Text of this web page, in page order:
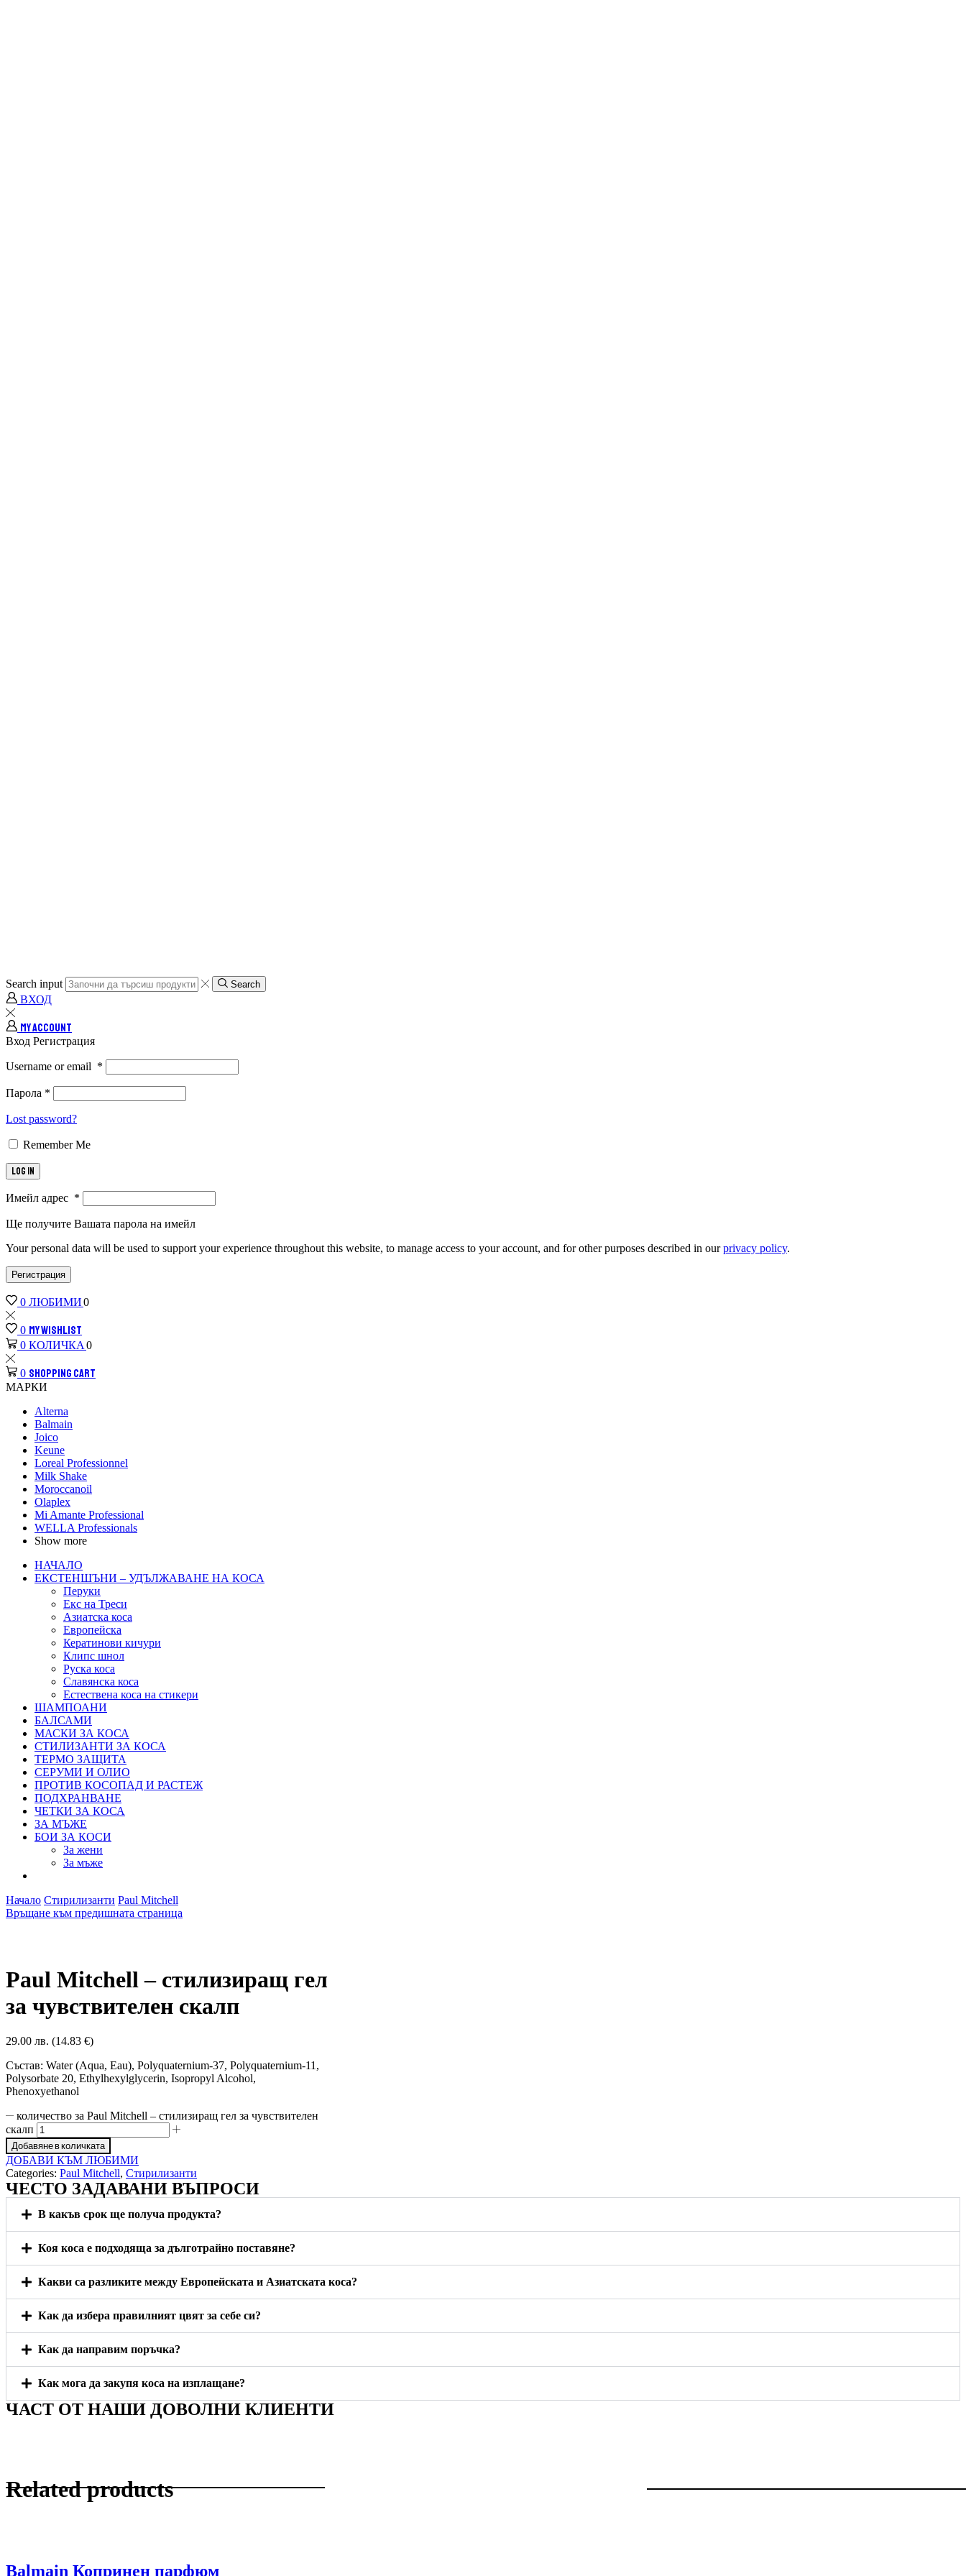
Search input Search
ВХОД
MY ACCOUNT
Вход Регистрация
Username or email *
Парола *
Lost password?
Remember Me
Log in
Имейл адрес *
Ще получите Вашата парола на имейл
Your personal data will be used to support your experience throughout this website, to manage access to your account, and for other purposes described in ourprivacy policy.
Регистрация
0 ЛЮБИМИ0
0 MY WISHLIST
0 КОЛИЧКА0
0 SHOPPING CART
МАРКИ
Alterna
Balmain
Joico
Keune
Loreal Рrofessionnel
Milk Shake
Moroccanoil
Olaplex
Mi Amante Professional
WELLA Professionals
Show more
НАЧАЛО
ЕКСТЕНШЪНИ – УДЪЛЖАВАНЕ НА КОСА
Перуки
Екс на Треси
Азиатска коса
Европейска
Кератинови кичури
Клипс шнол
Руска коса
Славянска коса
Естествена коса на стикери
ШАМПОАНИ
БАЛСАМИ
МАСКИ ЗА КОСА
СТИЛИЗАНТИ ЗА КОСА
ТЕРМО ЗАЩИТА
СЕРУМИ И ОЛИО
ПРОТИВ КОСОПАД И РАСТЕЖ
ПОДХРАНВАНЕ
ЧЕТКИ ЗА КОСА
ЗА МЪЖЕ
БОИ ЗА КОСИ
За жени
За мъже
Начало Стирилизанти Paul Mitchell
Връщане към предишната страница
Paul Mitchell – стилизиращ гел
за чувствителен скалп
29.00 лв. (14.83 €)
Състав: Water (Aqua, Eau), Polyquaternium-37, Polyquaternium-11,
Polysorbate 20, Ethylhexylglycerin, Isopropyl Alcohol,
Phenoxyethanol
количество за Paul Mitchell – стилизиращ гел за чувствителен
скалп
Добавяне в количката
ДОБАВИ КЪМ ЛЮБИМИ
Categories: Paul Mitchell, Стирилизанти
ЧЕСТО ЗАДАВАНИ ВЪПРОСИ
В какъв срок ще получа продукта?
Коя коса е подходяща за дълготрайно поставяне?
Какви са разликите между Европейската и Азиатската коса?
Как да избера правилният цвят за себе си?
Как да направим поръчка?
Как мога да закупя коса на изплащане?
ЧАСТ ОТ НАШИ ДОВОЛНИ КЛИЕНТИ
Related products
Balmain Копринен парфюм